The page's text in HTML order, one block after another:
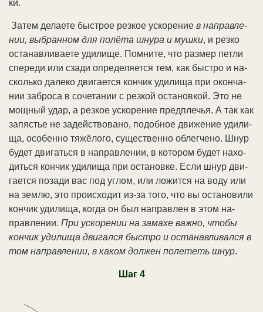
ки.
За­тем де­лае­те бы­строе рез­кое ус­ко­ре­ние в на­прав­ле­
нии, вы­бран­ном для по­лё­та шну­ра и муш­ки, и рез­ко
ос­та­нав­ли­вае­те уди­ли­ще. Пом­ни­те, что раз­мер пет­ли
спе­ре­ди или сза­ди оп­ре­де­ля­ет­ся тем, как бы­ст­ро и на­
сколь­ко да­ле­ко дви­га­ет­ся кон­чик уди­ли­ща при окон­ча­
нии за­бро­са в со­че­та­нии с рез­кой ос­та­нов­кой. Это не
мощ­ный удар, а рез­кое ус­ко­ре­ние пред­пле­чья. А так как
за­пя­стье не за­дей­ст­во­ва­но, по­доб­ное дви­же­ние уди­ли­
ща, осо­бен­но тя­жё­ло­го, су­ще­ст­вен­но об­лег­че­но. Шнур
бу­дет дви­гать­ся в на­прав­ле­нии, в ко­то­ром бу­дет на­хо­
дить­ся кон­чик уди­ли­ща при ос­та­нов­ке. Ес­ли шнур дви­
га­ет­ся по­за­ди вас под уг­лом, или ло­жит­ся на во­ду или
на зем­лю, это про­ис­хо­дит из-за то­го, что вы ос­та­но­ви­ли
кон­чик уди­ли­ща, ко­гда он был на­прав­лен в этом на­
прав­ле­нии. При ус­ко­ре­нии на за­ма­хе важ­но, что­бы
кон­чик уди­ли­ща дви­гал­ся бы­ст­ро и ос­та­нав­ли­вал­ся в
том на­прав­ле­нии, в ка­ком дол­жен по­ле­теть шнур.
Шаг 4